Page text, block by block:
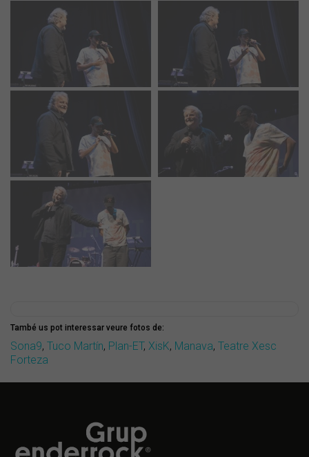
També us pot interessar veure fotos de:
Sona9, Tuco Martín, Plan-ET, XisK, Manava, Teatre Xesc
Forteza